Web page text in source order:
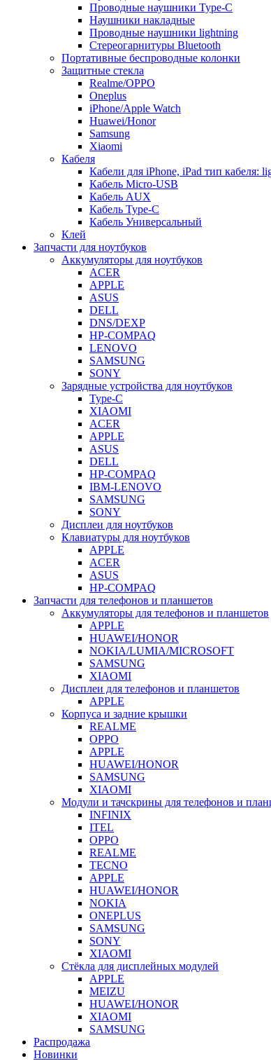
Проводные наушники Type-C
Наушники накладные
Проводные наушники lightning
Стереогарнитуры Bluetooth
Портативные беспроводные колонки
Защитные стекла
Realme/OPPO
Oneplus
iPhone/Apple Watch
Huawei/Honor
Samsung
Xiaomi
Кабеля
Кабели для iPhone, iPad тип кабеля:
Кабель Micro-USB
Кабель AUX
Кабель Type-C
Кабель Универсальный
Клей
Запчасти для ноутбуков
Аккумуляторы для ноутбуков
ACER
APPLE
ASUS
DELL
DNS/DEXP
HP-COMPAQ
LENOVO
SAMSUNG
SONY
Зарядные устройства для ноутбуков
Type-C
XIAOMI
ACER
APPLE
ASUS
DELL
HP-COMPAQ
IBM-LENOVO
SAMSUNG
SONY
Дисплеи для ноутбуков
Клавиатуры для ноутбуков
APPLE
ACER
ASUS
HP-COMPAQ
Запчасти для телефонов и планшетов
Аккумуляторы для телефонов и планшетов
APPLE
HUAWEI/HONOR
NOKIA/LUMIA/MICROSOFT
SAMSUNG
XIAOMI
Дисплеи для телефонов и планшетов
APPLE
Корпуса и задние крышки
REALME
OPPO
APPLE
HUAWEI/HONOR
SAMSUNG
XIAOMI
Модули и тачскрины для телефонов и
INFINIX
ITEL
OPPO
REALME
TECNO
APPLE
HUAWEI/HONOR
NOKIA
ONEPLUS
SAMSUNG
SONY
XIAOMI
Стёкла для дисплейных модулей
APPLE
MEIZU
HUAWEI/HONOR
XIAOMI
SAMSUNG
Распродажа
Новинки